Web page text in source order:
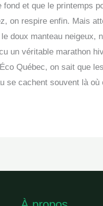
fond et que le printemps
on respire enfin. Mais
doux manteau neigeux,
un véritable marathon
Québec, on sait que
se cachent souvent là